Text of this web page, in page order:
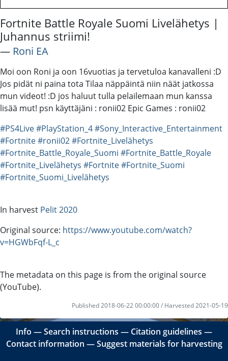
Fortnite Battle Royale Suomi Livelähetys |
Juhannus striimi!
― Roni EA
Moi oon Roni ja oon 16vuotias ja tervetuloa kanavalleni :D
Jos pidät ni paina tota Tilaa näppäintä niin näät jatkossa
mun videot! :D jos haluut tulla pelailemaan mun kanssa
lisää mut! psn käyttäjäni : ronii02 Epic Games : ronii02
#PS4Live#PlayStation_4#Sony_Interactive_Entertainment
#Fortnite#ronii02#Fortnite_Livelähetys
#Fortnite_Battle_Royale_Suomi #Fortnite_Battle_Royale
#Fortnite_Livelähetys #Fortnite#Fortnite_Suomi
#Fortnite_Suomi_Livelähetys
In harvest Pelit 2020
Original source: https://www.youtube.com/watch?
v=HGWbFqf-L_c
The metadata on this page is from the original source
(YouTube).
Published 2018-06-22 00:00:00 / Harvested 2021-05-19
Info ―Search instructions ― Citation guidelines ―
Contact information ―Suggest materials for harvesting